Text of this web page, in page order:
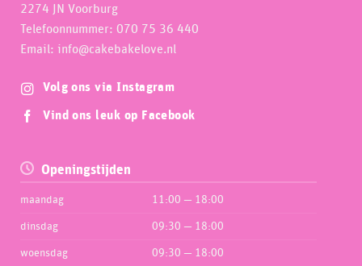
2274 JN Voorburg
Telefoonnummer: 070 75 36 440
Email: info@cakebakelove.nl
Volg ons via Instagram
Vind ons leuk op Facebook
Openingstijden
maandag 11:00 — 18:00
dinsdag 09:30 — 18:00
woensdag 09:30 — 18:00